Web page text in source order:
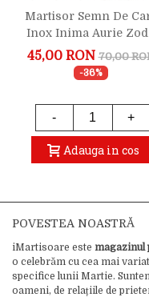
Martisor Semn De
Inox Inima Aurie
Taur
45,00 RON 70,00
-36%
- +
Adauga in cos
POVESTEA NOASTRĂ
iMartisoare este
o celebrăm cu cea mai
specifice lunii Martie.
oameni, de relațiile de